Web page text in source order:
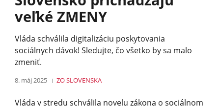
veľké ZMENY
Vláda schválila digitalizáciu poskytovania
sociálnych dávok! Sledujte, čo všetko by sa malo
zmeniť.
8. máj 2025 ZO SLOVENSKA
Vláda v stredu schválila novelu zákona o sociálnom